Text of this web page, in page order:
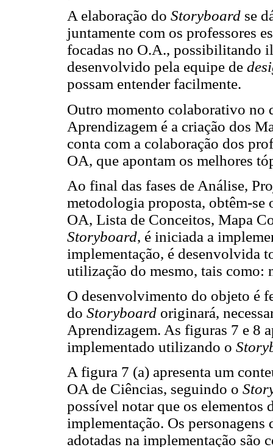
A elaboração do Storyboard se
juntamente com os professores
focadas no O.A., possibilitando
desenvolvido pela equipe de
possam entender facilmente.
Outro momento colaborativo no
Aprendizagem é a criação dos
conta com a colaboração dos
OA, que apontam os melhores
Ao final das fases de Análise,
metodologia proposta, obtêm-
OA, Lista de Conceitos, Mapa
Storyboard, é iniciada a
implementação, é desenvolvida
utilização do mesmo, tais como:
O desenvolvimento do objeto é
do Storyboard originará,
Aprendizagem. As figuras 7 e 8
implementado utilizando o
A figura 7 (a) apresenta um
OA de Ciências, seguindo o
possível notar que os
implementação. Os
adotadas na implementação são